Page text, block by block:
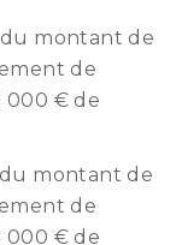
montant de
de
000 € de
montant de
de
000 € de